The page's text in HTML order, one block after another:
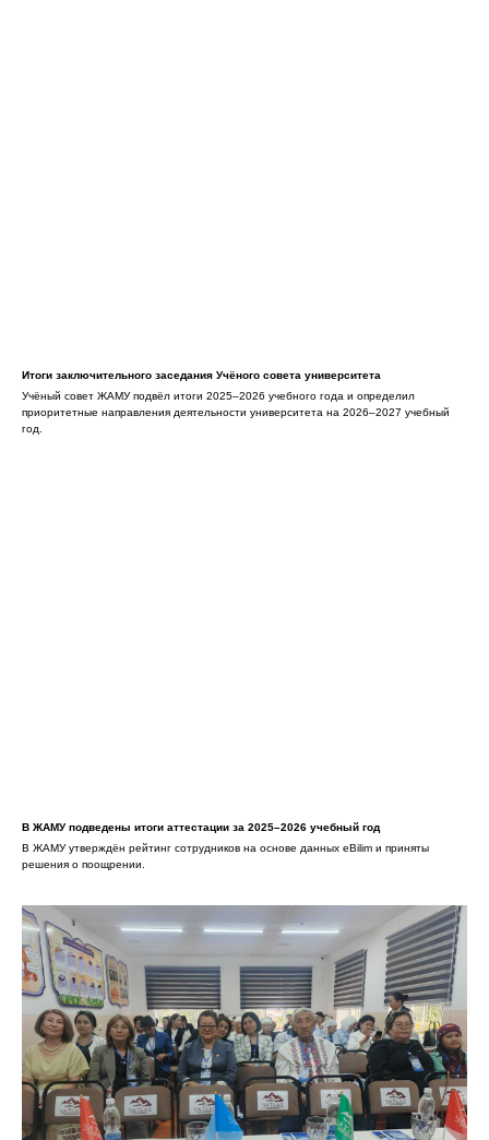
Итоги заключительного заседания Учёного совета университета
Учёный совет ЖАМУ подвёл итоги 2025–2026 учебного года и определил
приоритетные направления деятельности университета на 2026–2027 учебный
год.
В ЖАМУ подведены итоги аттестации за 2025–2026 учебный год
В ЖАМУ утверждён рейтинг сотрудников на основе данных eBilim и приняты
решения о поощрении.